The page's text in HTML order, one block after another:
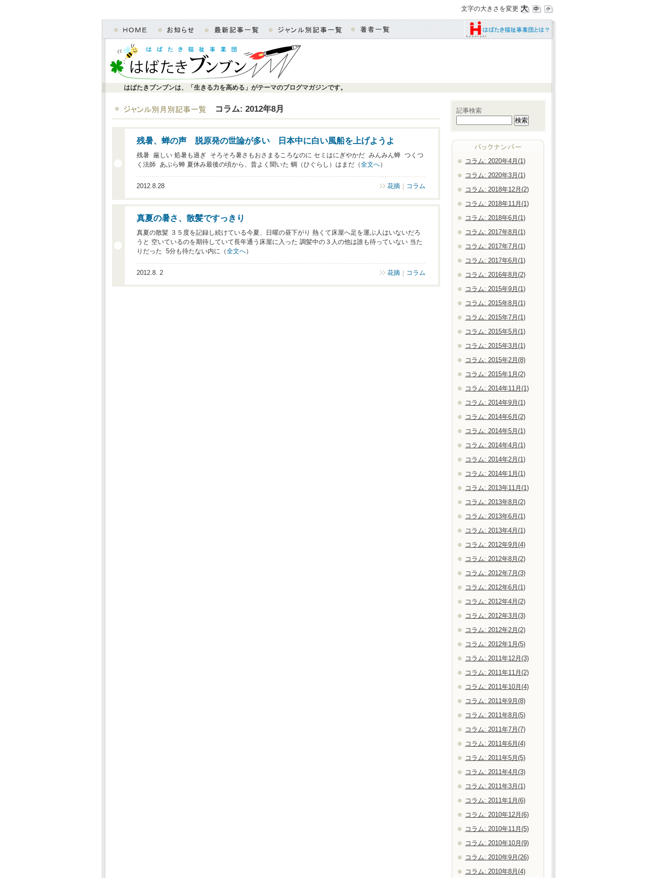
文字の大きさを変更
はばたきブンブンは、「生きる力を高める」がテーマのブログマガジンです。
コラム: 2012年8月
残暑、蝉の声 脱原発の世論が多い 日本中に白い風船を上げようよ
残暑 厳しい 処暑も過ぎ そろそろ暑さもおさまるころなのに セミはにぎやかだ みんみん蝉 つくつ
く法師 あぶら蝉 夏休み最後の頃から、昔よく聞いた 蜩（ひぐらし）はまだ（全文へ）
2012.8.28 花摘 コラム
真夏の暑さ、散髪ですっきり
真夏の散髪 ３５度を記録し続けている今夏、日曜の昼下がり 熱くて床屋へ足を運ぶ人はいないだろ
うと 空いているのを期待していて長年通う床屋に入った 調髪中の３人の他は誰も待っていない 当た
りだった 5分も待たない内に（全文へ）
2012.8. 2 花摘 コラム
記事検索
コラム: 2020年4月(1)
コラム: 2020年3月(1)
コラム: 2018年12月(2)
コラム: 2018年11月(1)
コラム: 2018年6月(1)
コラム: 2017年8月(1)
コラム: 2017年7月(1)
コラム: 2017年6月(1)
コラム: 2016年8月(2)
コラム: 2015年9月(1)
コラム: 2015年8月(1)
コラム: 2015年7月(1)
コラム: 2015年5月(1)
コラム: 2015年3月(1)
コラム: 2015年2月(8)
コラム: 2015年1月(2)
コラム: 2014年11月(1)
コラム: 2014年9月(1)
コラム: 2014年6月(2)
コラム: 2014年5月(1)
コラム: 2014年4月(1)
コラム: 2014年2月(1)
コラム: 2014年1月(1)
コラム: 2013年11月(1)
コラム: 2013年8月(2)
コラム: 2013年6月(1)
コラム: 2013年4月(1)
コラム: 2012年9月(4)
コラム: 2012年8月(2)
コラム: 2012年7月(3)
コラム: 2012年6月(1)
コラム: 2012年4月(2)
コラム: 2012年3月(3)
コラム: 2012年2月(2)
コラム: 2012年1月(5)
コラム: 2011年12月(3)
コラム: 2011年11月(2)
コラム: 2011年10月(4)
コラム: 2011年9月(8)
コラム: 2011年8月(5)
コラム: 2011年7月(7)
コラム: 2011年6月(4)
コラム: 2011年5月(5)
コラム: 2011年4月(3)
コラム: 2011年3月(1)
コラム: 2011年1月(6)
コラム: 2010年12月(6)
コラム: 2010年11月(5)
コラム: 2010年10月(9)
コラム: 2010年9月(26)
コラム: 2010年8月(4)